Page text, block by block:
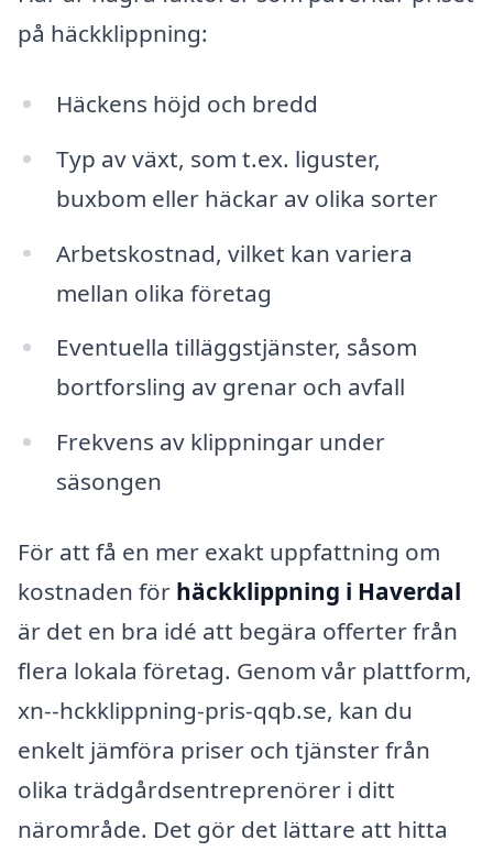
på häckklippning:
Häckens höjd och bredd
Typ av växt, som t.ex. liguster,
buxbom eller häckar av olika sorter
Arbetskostnad, vilket kan variera
mellan olika företag
Eventuella tilläggstjänster, såsom
bortforsling av grenar och avfall
Frekvens av klippningar under
säsongen
För att få en mer exakt uppfattning om
kostnaden för häckklippning i Haverdal
är det en bra idé att begära offerter från
flera lokala företag. Genom vår plattform,
xn--hckklippning-pris-qqb.se, kan du
enkelt jämföra priser och tjänster från
olika trädgårdsentreprenörer i ditt
närområde. Det gör det lättare att hitta